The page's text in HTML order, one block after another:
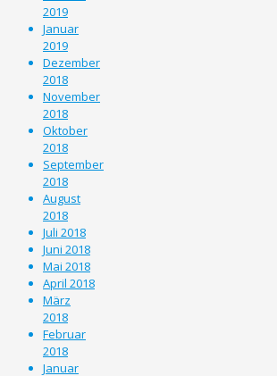
2019
Januar
2019
Dezember
2018
November
2018
Oktober
2018
September
2018
August
2018
Juli 2018
Juni 2018
Mai 2018
April 2018
März
2018
Februar
2018
Januar